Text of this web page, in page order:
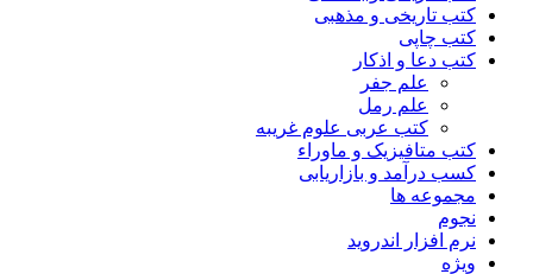
کتب تاریخی و مذهبی
کتب چاپی
کتب دعا و اذکار
علم جفر
علم رمل
کتب عربی علوم غریبه
کتب متافیزیک و ماوراء
کسب درآمد و بازاریابی
مجموعه ها
نجوم
نرم افزار اندروید
ویژه